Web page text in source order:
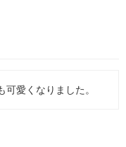
愛くなりました。